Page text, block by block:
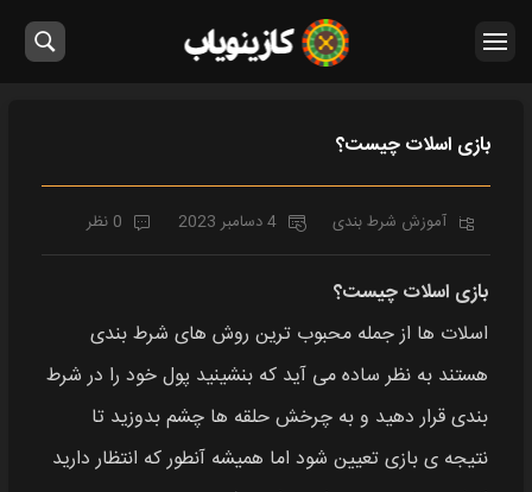
بازی اسلات چیست؟
آموزش شرط بندی 4 دسامبر 2023 0 نظر
بازی اسلات چیست؟
اسلات‌ ها از جمله محبوب‌ ترین روش‌ های شرط بندی
هستند به نظر ساده می‌ آید که بنشینید پول خود را در شرط
بندی قرار دهید و به چرخش حلقه‌ ها چشم بدوزید تا
نتیجه‌ ی بازی تعیین شود اما همیشه آنطور که انتظار دارید